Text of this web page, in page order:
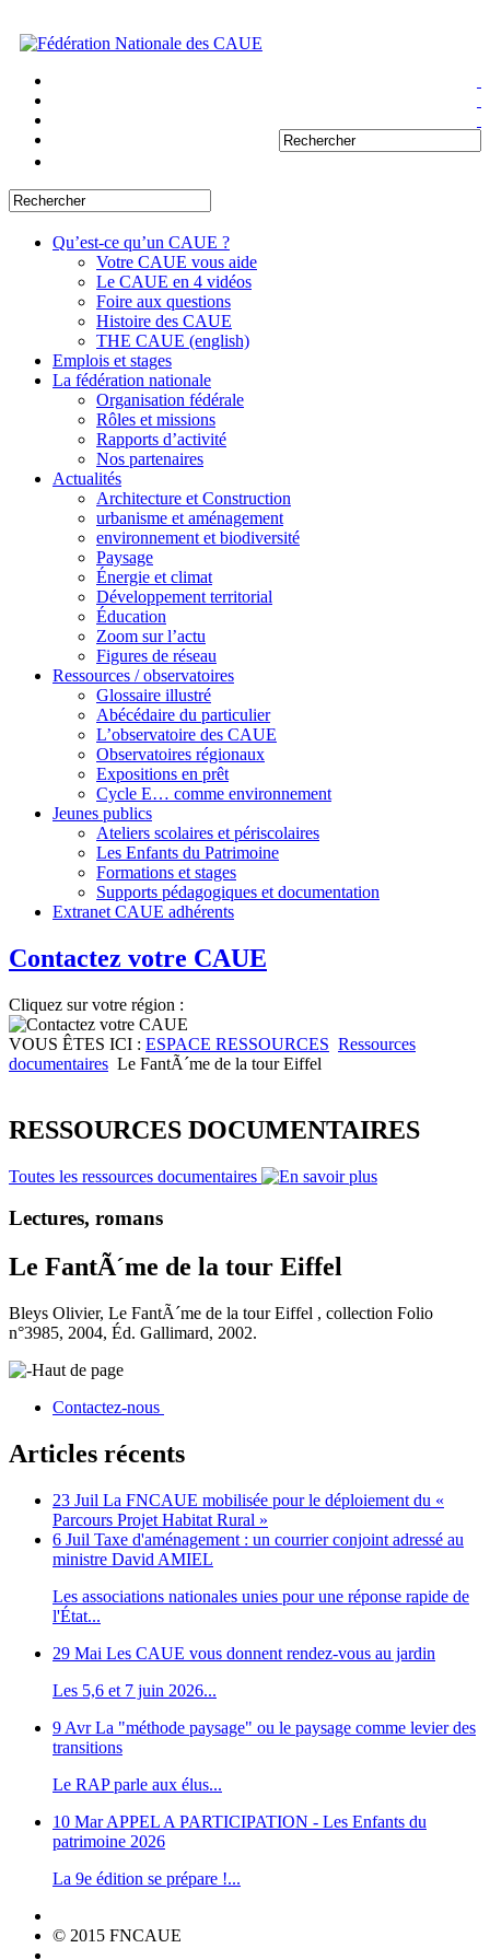
Qu’est-ce qu’un CAUE ?
Votre CAUE vous aide
Le CAUE en 4 vidéos
Foire aux questions
Histoire des CAUE
THE CAUE (english)
Emplois et stages
La fédération nationale
Organisation fédérale
Rôles et missions
Rapports d’activité
Nos partenaires
Actualités
Architecture et Construction
urbanisme et aménagement
environnement et biodiversité
Paysage
Énergie et climat
Développement territorial
Éducation
Zoom sur l’actu
Figures de réseau
Ressources / observatoires
Glossaire illustré
Abécédaire du particulier
L’observatoire des CAUE
Observatoires régionaux
Expositions en prêt
Cycle E… comme environnement
Jeunes publics
Ateliers scolaires et périscolaires
Les Enfants du Patrimoine
Formations et stages
Supports pédagogiques et documentation
Extranet CAUE adhérents
Contactez votre CAUE
Cliquez sur votre région :
VOUS ÊTES ICI : ESPACE RESSOURCES Ressources
documentaires Le FantÃ´me de la tour Eiffel
RESSOURCES DOCUMENTAIRES
Toutes les ressources documentaires
Lectures, romans
Le FantÃ´me de la tour Eiffel
Bleys Olivier, Le FantÃ´me de la tour Eiffel , collection Folio
n°3985, 2004, Éd. Gallimard, 2002.
Haut de page
Contactez-nous
Articles récents
23 Juil La FNCAUE mobilisée pour le déploiement du «
Parcours Projet Habitat Rural »
6 Juil Taxe d'aménagement : un courrier conjoint adressé au
ministre David AMIEL
Les associations nationales unies pour une réponse rapide de
l'État...
29 Mai Les CAUE vous donnent rendez-vous au jardin
Les 5,6 et 7 juin 2026...
9 Avr La "méthode paysage" ou le paysage comme levier des
transitions
Le RAP parle aux élus...
10 Mar APPEL A PARTICIPATION - Les Enfants du
patrimoine 2026
La 9e édition se prépare !...
© 2015 FNCAUE